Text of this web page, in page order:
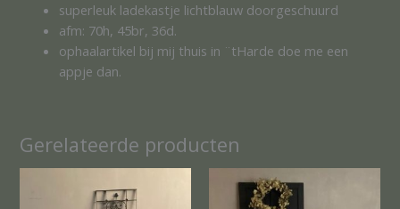
superleuk ladekastje lichtblauw doorgeschuurd
afm: 70h, 45br, 36d.
ophaalartikel bij mij thuis in ¨tHarde doe me een
appje dan.
Gerelateerde producten